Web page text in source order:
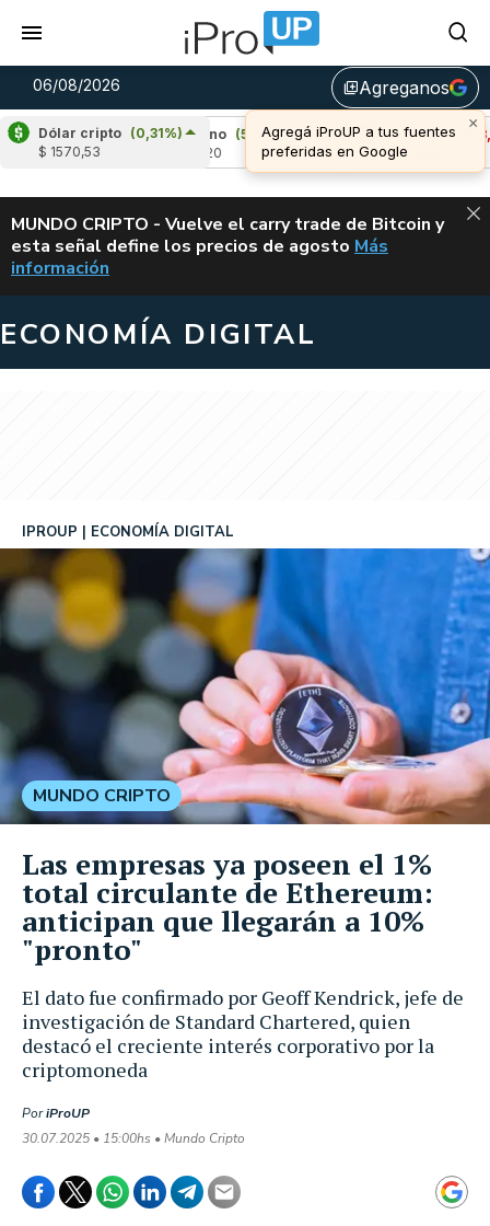
06/08/2026 library_addAgreganos
Dólar cripto (0,31%)
$ 1570,53
Cardano (5,99%)
Avalanche (-3,47%)
u$s 6,46
ALERTA
MUNDO CRIPTO - Vuelve el carry trade de Bitcoin y
esta señal define los precios de agosto VUELVE EL
Más
información
ECONOMÍA DIGITAL
El dato fue confirmado por Geoff Kendrick, jefe de
investigación de Standard Chartered, quien
destacó el creciente interés corporativo por la
criptomoneda
IPROUP ECONOMÍA DIGITAL
PoriProUP
30.07.2025 • 15:00hs • Mundo Cripto
MUNDO CRIPTO
Las empresas ya poseen el 1%
total circulante de Ethereum:
anticipan que llegarán a 10%
"pronto"